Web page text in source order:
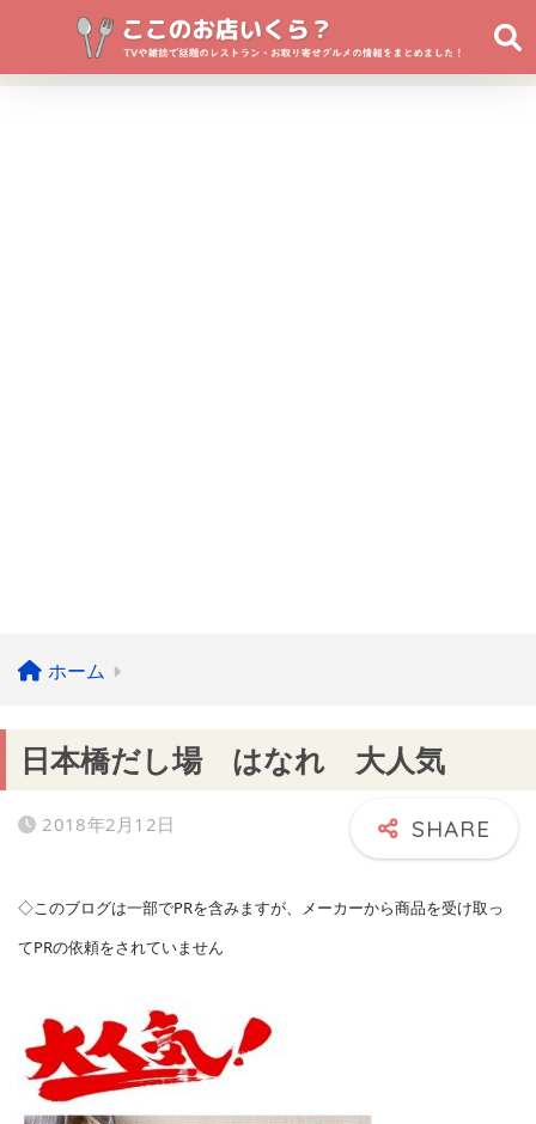
ホーム
日本橋だし場 はなれ 大人気
2018年2月12日
◇このブログは一部でPRを含みますが、メーカーから商品を受け取っ
てPRの依頼をされていません